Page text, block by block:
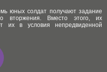
юных солдат получают задание
вторжения. Вместо этого, их
их в условия непредвиденной